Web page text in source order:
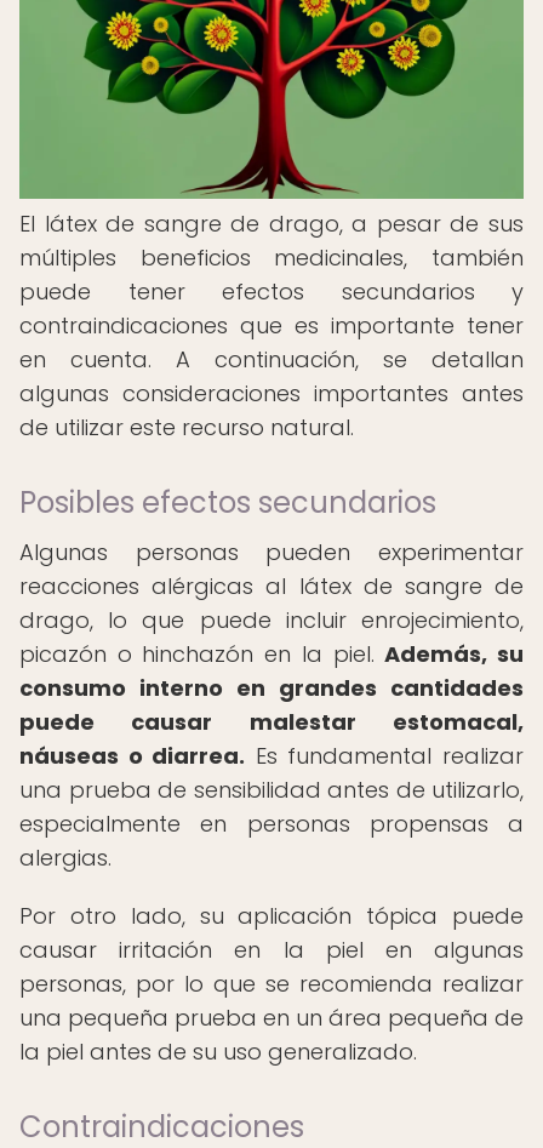
El látex de sangre de drago, a pesar de sus
múltiples beneficios medicinales, también
puede tener efectos secundarios y
contraindicaciones que es importante tener
en cuenta. A continuación, se detallan
algunas consideraciones importantes antes
de utilizar este recurso natural.
Posibles efectos secundarios
Algunas personas pueden experimentar
reacciones alérgicas al látex de sangre de
drago, lo que puede incluir enrojecimiento,
picazón o hinchazón en la piel.Además, su
consumo interno en grandes cantidades
puede causar malestar estomacal,
náuseas o diarrea. Es fundamental realizar
una prueba de sensibilidad antes de utilizarlo,
especialmente en personas propensas a
alergias.
Por otro lado, su aplicación tópica puede
causar irritación en la piel en algunas
personas, por lo que se recomienda realizar
una pequeña prueba en un área pequeña de
la piel antes de su uso generalizado.
Contraindicaciones